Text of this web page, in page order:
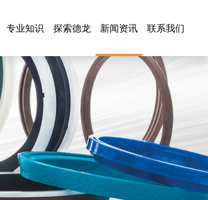
专业知识 探索德龙 新闻资讯 联系我们